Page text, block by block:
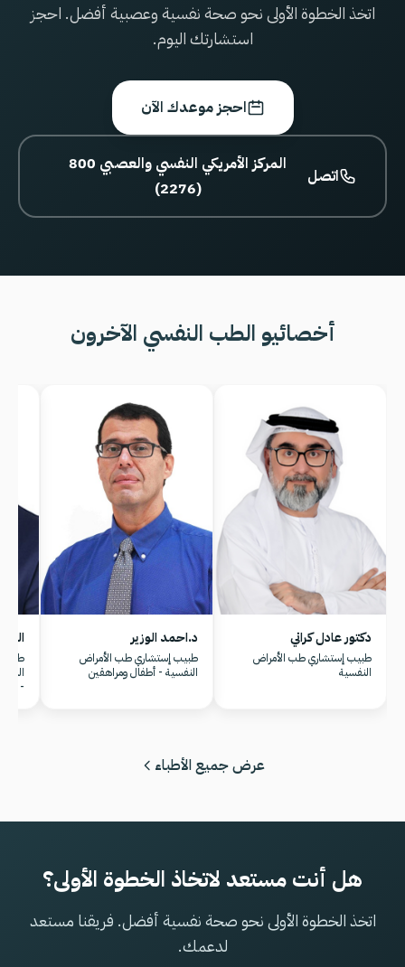
اتخذ الخطوة الأولى نحو صحة نفسية وعصبية أفضل. احجز
استشارتك اليوم.
احجز موعدك الآن
اتصل
800 المركز الأمريكي النفسي والعصبي
(2276)
أخصائيو الطب النفسي الآخرون
دكتور عادل كراني
طبيب إستشاري طب الأمراض
النفسية
د.احمد الوزير
طبيب إستشاري طب الأمراض
النفسية - أطفال ومراهقين
- أبو
عرض جميع الأطباء
هل أنت مستعد لاتخاذ الخطوة الأولى؟
اتخذ الخطوة الأولى نحو صحة نفسية أفضل. فريقنا مستعد
لدعمك.